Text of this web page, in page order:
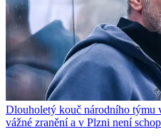
Dlouholetý kouč národního týmu
vážné zranění a v Plzni není